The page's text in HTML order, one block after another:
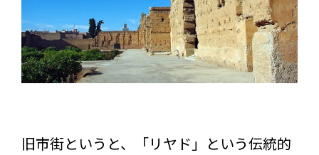
旧市街というと、「リヤド」という伝統的